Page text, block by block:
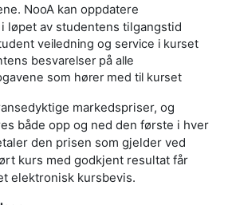
NooA kan oppdatere
løpet av studentens tilgangstid
veiledning og service i kurset
besvarelser på alle
som hører med til kurset
markedspriser, og
både opp og ned den første i hver
den prisen som gjelder ved
kurs med godkjent resultat får
elektronisk kursbevis.